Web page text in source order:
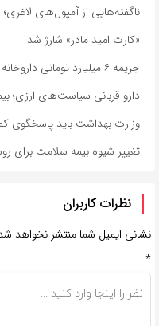
ناگفته‌هایی از آمپول‌های لاغری؛
«کارت امید مادر» شارژ شد
جریمه ۶ میلیارد تومانی داروخانه متخلف در فسا
دارو قربانی سیاست‌های ارزی؛
وزارت بهداشت باید پاسخگوی
تغییر شیوه بیمه سلامت برای
نظرات کاربران
نشانی ایمیل شما منتشر نخواهد
*